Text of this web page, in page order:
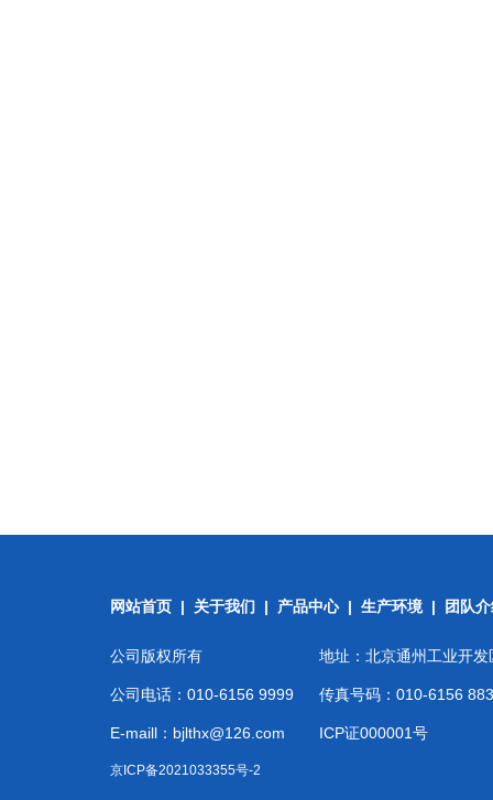
网站首页 | 关于我们 | 产品中心 | 生产环境| 团队
公司版权所有 地址：北京通州工业开发
公司电话：010-6156 9999 传真号码：010-6156
E-maill：bjlthx@126.com ICP证000001号
京ICP备2021033355号-2